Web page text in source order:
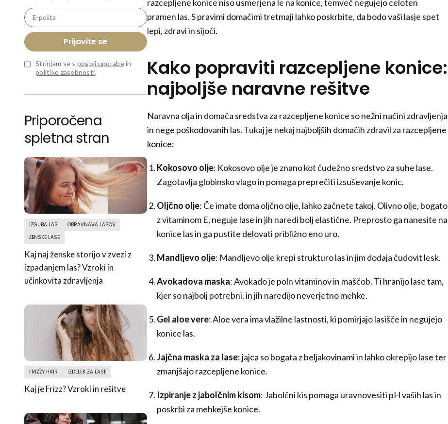
E-pošta
Prijavite se
Strinjam se s pogoji uporabein
politiko zasebnosti.
Priporočena
spletna stran
IZGUBA LAS
OBRAVNAVA LASOV
ŽENSKE LASE
Kaj naj ženske storijo v zvezi z
izpadanjem las? Vzroki in
učinkovita zdravljenja
FRIZZY HAIR IZDELEK ZA LASE
Kaj je Frizz? Vzroki in rešitve
razcepljene konice niso usmerjena le na konice, temveč negujejo celoten
pramen las. S pravimi domačimi tretmaji lahko poskrbite, da bodo vaši lasje spet
lepi, zdravi in sijoči.
Kako popraviti razcepljene konice:
najboljše naravne rešitve
Naravna olja in domača sredstva za razcepljene konice so nežni načini zdravljenja
in nege poškodovanih las. Tukaj je nekaj najboljših domačih zdravil za razcepljene
konice:
Kokosovo olje: Kokosovo olje je znano kot čudežno sredstvo za suhe lase.
Zagotavlja globinsko vlago in pomaga preprečiti izsuševanje konic.
Oljčno olje: Če imate doma oljčno olje, lahko začnete takoj. Olivno olje, bogato
z vitaminom E, neguje lase in jih naredi bolj elastične. Preprosto ga nanesite na
konice las in ga pustite delovati približno eno uro.
Mandljevo olje: Mandljevo olje krepi strukturo las in jim dodaja čudovit lesk.
Avokadova maska: Avokado je poln vitaminov in maščob. Ti hranijo lase tam,
kjer so najbolj potrebni, in jih naredijo neverjetno mehke.
Gel aloe vere: Aloe vera ima vlažilne lastnosti, ki pomirjajo lasišče in negujejo
konice las.
Jajčna maska za lase: jajca so bogata z beljakovinami in lahko okrepijo lase ter
zmanjšajo razcepljene konice.
Izpiranje z jabolčnim kisom: Jabolčni kis pomaga uravnovesiti pH vaših las in
poskrbi za mehkejše konice.